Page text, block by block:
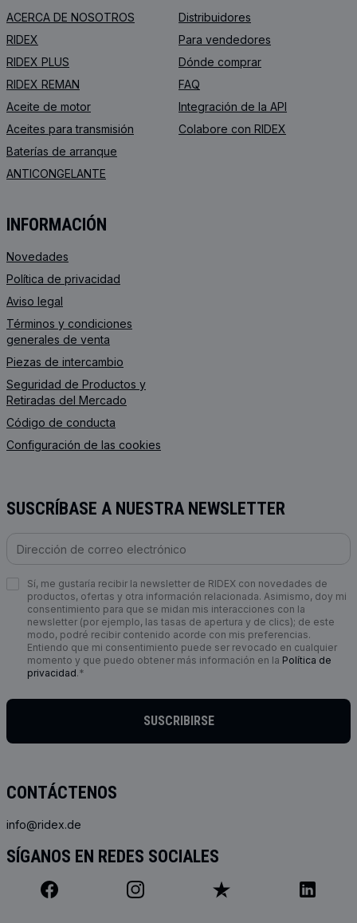
ACERCA DE NOSOTROS
RIDEX
RIDEX PLUS
RIDEX REMAN
Aceite de motor
Aceites para transmisión
Baterías de arranque
ANTICONGELANTE
Distribuidores
Para vendedores
Dónde comprar
FAQ
Integración de la API
Colabore con RIDEX
INFORMACIÓN
Novedades
Política de privacidad
Aviso legal
Términos y condiciones
generales de venta
Piezas de intercambio
Seguridad de Productos y
Retiradas del Mercado
Código de conducta
Configuración de las cookies
CONTÁCTENOS
info@ridex.de
SÍGANOS EN REDES SOCIALES
SUSCRÍBASE A NUESTRA NEWSLETTER
Sí, me gustaría recibir la newsletter de RIDEX con novedades de
productos, ofertas y otra información relacionada. Asimismo, doy mi
consentimiento para que se midan mis interacciones con la
newsletter (por ejemplo, las tasas de apertura y de clics); de este
modo, podré recibir contenido acorde con mis preferencias.
Entiendo que mi consentimiento puede ser revocado en cualquier
momento y que puedo obtener más información en la Política de
privacidad.*
SUSCRIBIRSE